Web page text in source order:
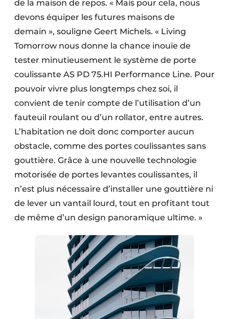
de la maison de repos. « Mais pour cela, nous
devons équiper les futures maisons de
demain », souligne Geert Michels. « Living
Tomorrow nous donne la chance inouïe de
tester minutieusement le système de porte
coulissante AS PD 75.HI Performance Line. Pour
pouvoir vivre plus longtemps chez soi, il
convient de tenir compte de l’utilisation d’un
fauteuil roulant ou d’un rollator, entre autres.
L’habitation ne doit donc comporter aucun
obstacle, comme des portes coulissantes sans
gouttière. Grâce à une nouvelle technologie
motorisée de portes levantes coulissantes, il
n’est plus nécessaire d’installer une gouttière ni
de lever un vantail lourd, tout en profitant tout
de même d’un design panoramique ultime. »